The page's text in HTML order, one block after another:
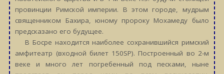
провинции Римской империи. В этом городе, мудрым
священником Бахира, юному пророку Мохамеду было
предсказано его будущее.
В Босре находится наиболее сохранившийся римский
амфитеатр (входной билет 150SP). Построенный во 2-м
веке и много лет погребенный под песками, ныне